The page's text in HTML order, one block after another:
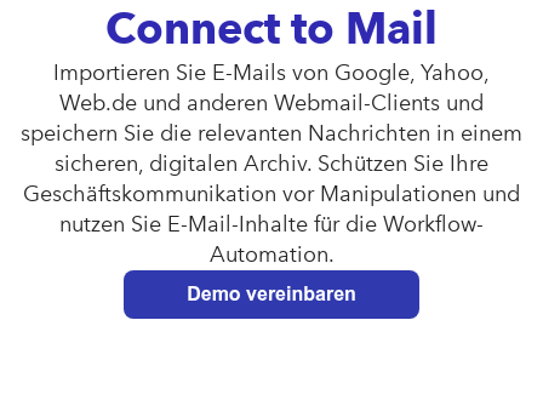
Connect to Mail
Importieren Sie E-Mails von Google, Yahoo,
Web.de und anderen Webmail-Clients und
speichern Sie die relevanten Nachrichten in einem
sicheren, digitalen Archiv. Schützen Sie Ihre
Geschäftskommunikation vor Manipulationen und
nutzen Sie E-Mail-Inhalte für die Workflow-
Automation.